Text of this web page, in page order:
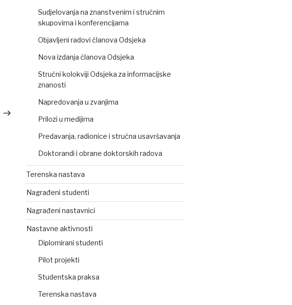
Sudjelovanja na znanstvenim i stručnim
skupovima i konferencijama
Objavljeni radovi članova Odsjeka
Nova izdanja članova Odsjeka
Stručni kolokviji Odsjeka za informacijske
znanosti
Napredovanja u zvanjima
Prilozi u medijima
Predavanja, radionice i stručna usavršavanja
Doktorandi i obrane doktorskih radova
Terenska nastava
Nagrađeni studenti
Nagrađeni nastavnici
Nastavne aktivnosti
Diplomirani studenti
Pilot projekti
Studentska praksa
Terenska nastava